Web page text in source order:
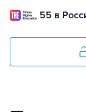
55 в